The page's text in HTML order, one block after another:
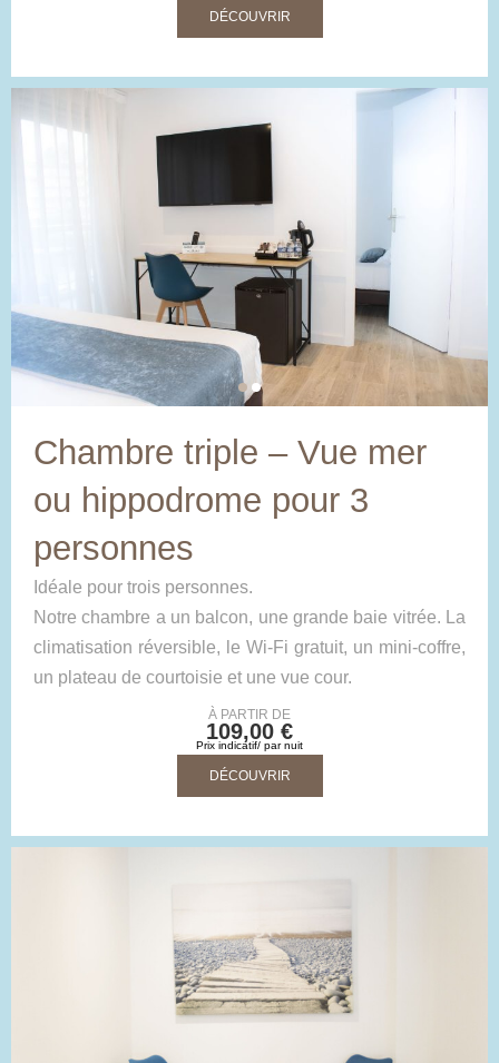
DÉCOUVRIR
Chambre triple – Vue mer
ou hippodrome pour 3
personnes
Idéale pour trois personnes.
Notre chambre a un balcon, une grande baie vitrée. La
climatisation réversible, le Wi-Fi gratuit, un mini-coffre,
un plateau de courtoisie et une vue cour.
À PARTIR DE
109,00 €
Prix indicatif/ par nuit
DÉCOUVRIR